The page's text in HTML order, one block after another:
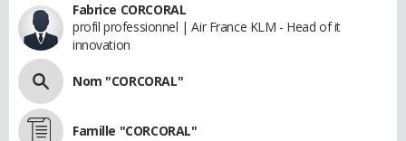
Fabrice CORCORAL
profil professionnel | Air France KLM - Head of it
innovation
Nom "CORCORAL"
Famille "CORCORAL"